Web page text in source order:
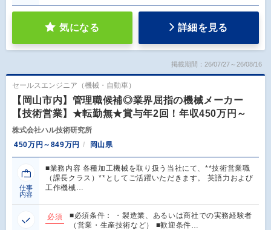
気になる 詳細を見る
掲載期間：26/07/27～26/08/16
セールスエンジニア（機械・自動車）
【岡山市内】管理職候補◎業界屈指の機械メーカー
【技術営業】★転勤無★賞与年2回！年収450万円～
株式会社ハル技術研究所
450万円～849万円
岡山県
仕事
内容
■業務内容 各種加工機械を取り扱う当社にて、**技術営業職
（課長クラス）**としてご活躍いただきます。 英語力および
工作機械…
必須
■必須条件： ・製造業、あるいは商社での実務経験者
（営業・生産技術など） ■歓迎条件…